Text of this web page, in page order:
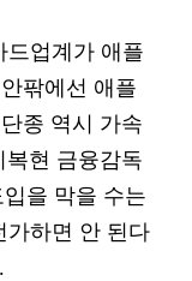
드업계가 애플
팎에선 애플
종 역시 가속
현 금융감독
을 막을 수는
가하면 안 된다